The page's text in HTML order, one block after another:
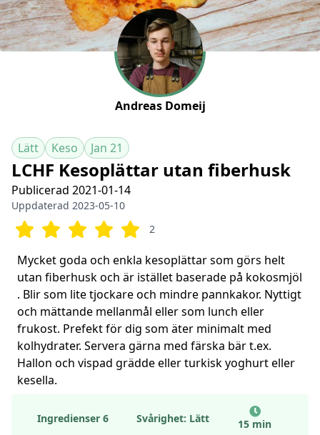
Andreas Domeij
Lätt Keso Jan 21
LCHF Kesoplättar utan fiberhusk
Publicerad 2021-01-14
Uppdaterad 2023-05-10
2
Mycket goda och enkla kesoplättar som görs helt
utan fiberhusk och är istället baserade på kokosmjöl
. Blir som lite tjockare och mindre pannkakor. Nyttigt
och mättande mellanmål eller som lunch eller
frukost. Prefekt för dig som äter minimalt med
kolhydrater. Servera gärna med färska bär t.ex.
Hallon och vispad grädde eller turkisk yoghurt eller
kesella.
Ingredienser 6 Svårighet: Lätt 15 min